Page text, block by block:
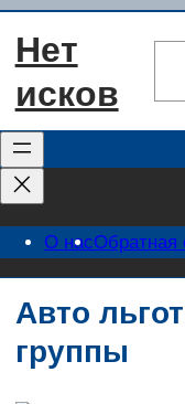
Перейти
Нет
исков
О насОбратная
Авто
группы